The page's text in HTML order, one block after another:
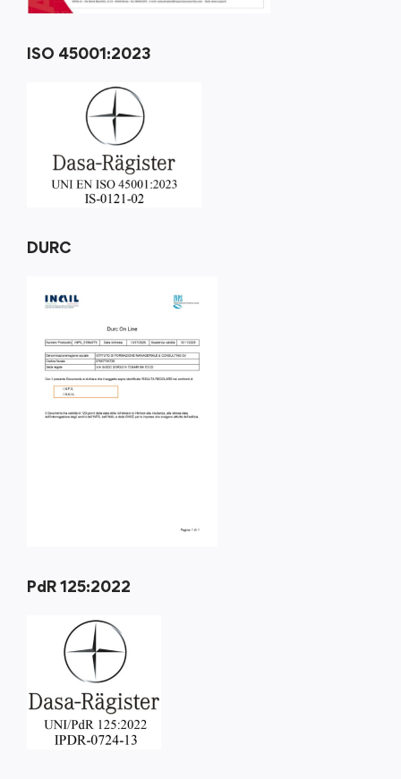
ISO 45001:2023
DURC
PdR 125:2022